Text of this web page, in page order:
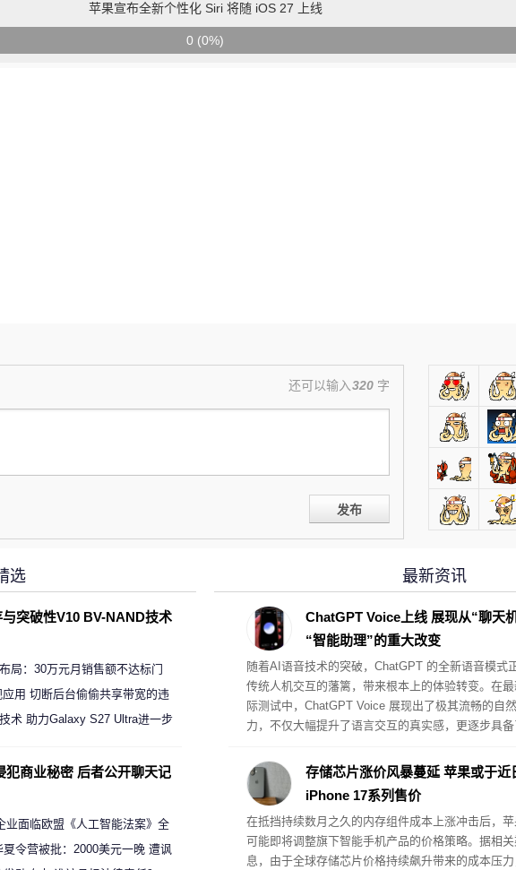
苹果宣布全新个性化 Siri 将随 iOS 27 上线
0 (0%)
还可以输入320 字
发布
最新资讯
ChatGPT Voice上线 展现从“聊天
“智能助理”的重大改变
随着AI语音技术的突破，ChatGPT 的全新语音模式
传统人机交互的藩篱，带来根本上的体验转变。在
际测试中，ChatGPT Voice 展现出了极其流畅的自
力，不仅大幅提升了语言交互的真实感，更逐步具
存储芯片涨价风暴蔓延 苹果或于近
iPhone 17系列售价
在抵挡持续数月之久的内存组件成本上涨冲击后，苹
可能即将调整旗下智能手机产品的价格策略。据相
息，由于全球存储芯片价格持续飙升带来的成本压
选
突破性V10 BV-NAND技术
局：30万元月销售额不达标门
用 切断后台偷偷共享带宽的违
术 助力Galaxy S27 Ultra进一步
商业秘密 后者公开聊天记
业面临欧盟《人工智能法案》全
令营被批：2000美元一晚 遭讽